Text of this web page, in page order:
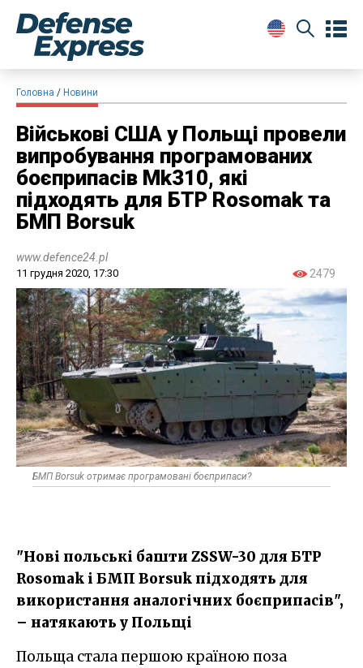
Головна Новини
Військові США у Польщі провели
випробування програмованих
боєприпасів Mk310, які
підходять для БТР Rosomak та
БМП Borsuk
www.defence24.pl
11 грудня 2020, 17:30 2479
БМП Borsuk отримає програмовані боєприпаси?
"Нові польські башти ZSSW-30 для БТР
Rosomak і БМП Borsuk підходять для
використання аналогічних боєприпасів",
– натякають у Польщі
Польща стала першою країною поза